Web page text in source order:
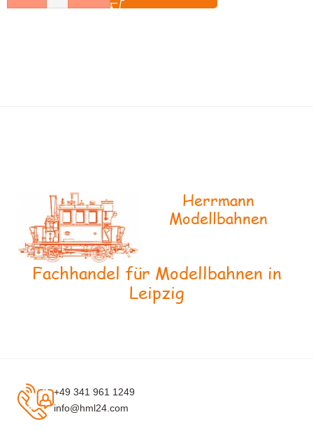
Herrmann
Modellbahnen
Fachhandel für Modellbahnen in
Leipzig
+49 341 961 1249
info@hml24.com